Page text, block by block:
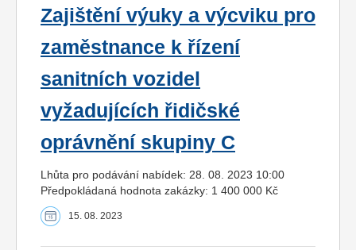
Zajištění výuky a výcviku pro
zaměstnance k řízení
sanitních vozidel
vyžadujících řidičské
oprávnění skupiny C
Lhůta pro podávání nabídek: 28. 08. 2023 10:00
Předpokládaná hodnota zakázky: 1 400 000 Kč
15. 08. 2023